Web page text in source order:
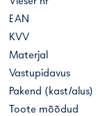
EAN
KVV
Materjal
Vastupidavus
Pakend (kast/alus)
Toote mõõdud